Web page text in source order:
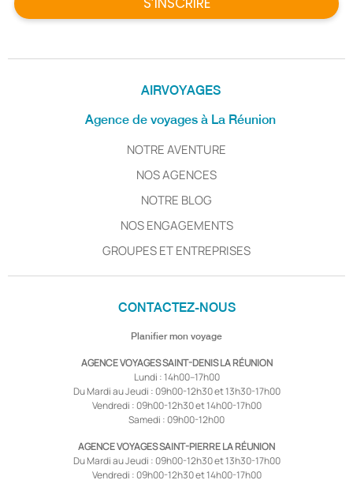
AIRVOYAGES
Agence de voyages à La Réunion
NOTRE AVENTURE
NOS AGENCES
NOTRE BLOG
NOS ENGAGEMENTS
GROUPES ET ENTREPRISES
CONTACTEZ-NOUS
Planifier mon voyage
AGENCE VOYAGES SAINT-DENIS LA RÉUNION
Lundi : 14h00–17h00
Du Mardi au Jeudi : 09h00-12h30 et 13h30-17h00
Vendredi : 09h00-12h30 et 14h00-17h00
Samedi : 09h00-12h00
AGENCE VOYAGES SAINT-PIERRE LA RÉUNION
Du Mardi au Jeudi : 09h00-12h30 et 13h30-17h00
Vendredi : 09h00-12h30 et 14h00-17h00